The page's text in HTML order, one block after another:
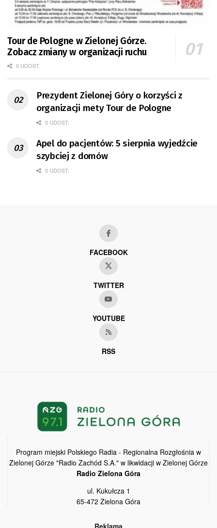
Tour de Pologne w Zielonej Górze.
Zobacz zmiany w organizacji ruchu
0 UDOST.
Prezydent Zielonej Góry o korzyści z
organizacji mety Tour de Pologne
0 UDOST.
Apel do pacjentów: 5 sierpnia wyjedźcie
szybciej z domów
0 UDOST.
FACEBOOK
TWITTER
YOUTUBE
RSS
Program miejski Polskiego Radia - Regionalna Rozgłośnia w
Zielonej Górze "Radio Zachód S.A." w likwidacji w Zielonej Górze
Radio Zielona Góra
ul. Kukułcza 1
65-472 Zielona Góra